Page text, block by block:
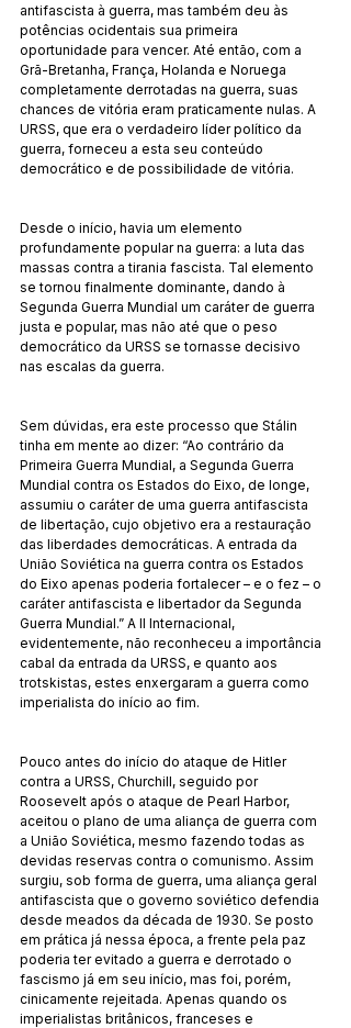
antifascista à guerra, mas também deu às
potências ocidentais sua primeira
oportunidade para vencer. Até então, com a
Grã-Bretanha, França, Holanda e Noruega
completamente derrotadas na guerra, suas
chances de vitória eram praticamente nulas. A
URSS, que era o verdadeiro líder político da
guerra, forneceu a esta seu conteúdo
democrático e de possibilidade de vitória.
Desde o início, havia um elemento
profundamente popular na guerra: a luta das
massas contra a tirania fascista. Tal elemento
se tornou finalmente dominante, dando à
Segunda Guerra Mundial um caráter de guerra
justa e popular, mas não até que o peso
democrático da URSS se tornasse decisivo
nas escalas da guerra.
Sem dúvidas, era este processo que Stálin
tinha em mente ao dizer: “Ao contrário da
Primeira Guerra Mundial, a Segunda Guerra
Mundial contra os Estados do Eixo, de longe,
assumiu o caráter de uma guerra antifascista
de libertação, cujo objetivo era a restauração
das liberdades democráticas. A entrada da
União Soviética na guerra contra os Estados
do Eixo apenas poderia fortalecer – e o fez – o
caráter antifascista e libertador da Segunda
Guerra Mundial.” A II Internacional,
evidentemente, não reconheceu a importância
cabal da entrada da URSS, e quanto aos
trotskistas, estes enxergaram a guerra como
imperialista do início ao fim.
Pouco antes do início do ataque de Hitler
contra a URSS, Churchill, seguido por
Roosevelt após o ataque de Pearl Harbor,
aceitou o plano de uma aliança de guerra com
a União Soviética, mesmo fazendo todas as
devidas reservas contra o comunismo. Assim
surgiu, sob forma de guerra, uma aliança geral
antifascista que o governo soviético defendia
desde meados da década de 1930. Se posto
em prática já nessa época, a frente pela paz
poderia ter evitado a guerra e derrotado o
fascismo já em seu início, mas foi, porém,
cinicamente rejeitada. Apenas quando os
imperialistas britânicos, franceses e